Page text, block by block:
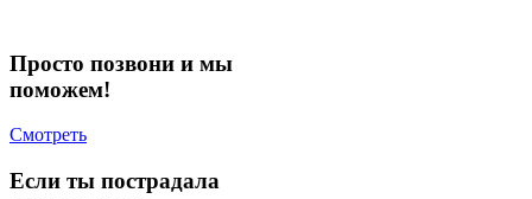
Просто позвони и мы
поможем!
Смотреть
Если ты пострадала